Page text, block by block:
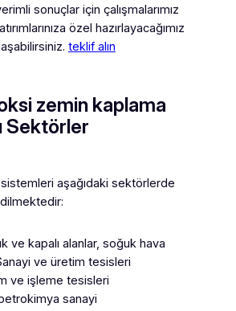
sonuçlar için çalışmalarımız
özel hazırlayacağımız
teklif alın
zemin kaplama
Sektörler
aşağıdaki sektörlerde
ve kapalı alanlar, soğuk hava
ve üretim tesisleri
ve işleme tesisleri
sanayi